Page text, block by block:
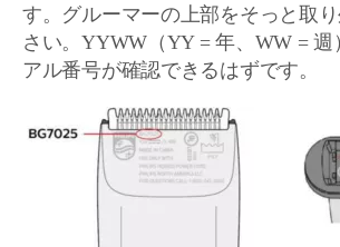
す。グルーマーの上部をそっと取
さい。YYWW（YY = 年、WW = 週
アル番号が確認できるはずです。